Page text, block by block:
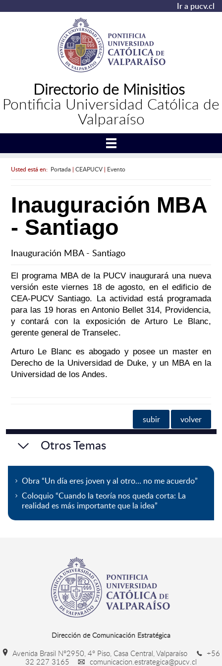
Ir a pucv.cl
Directorio de Minisitios
Pontificia Universidad Católica de
Valparaíso
Usted está en: Portada| CEAPUCV| Evento
Inauguración MBA
- Santiago
Inauguración MBA - Santiago
El programa MBA de la PUCV inaugurará una nueva
versión este viernes 18 de agosto, en el edificio de
CEA-PUCV Santiago. La actividad está programada
para las 19 horas en Antonio Bellet 314, Providencia,
y contará con la exposición de Arturo Le Blanc,
gerente general de Transelec.
Arturo Le Blanc es abogado y posee un master en
Derecho de la Universidad de Duke, y un MBA en la
Universidad de los Andes.
subir volver
Otros Temas
Obra “Un día eres joven y al otro… no me acuerdo”
Coloquio “Cuando la teoría nos queda corta: La
realidad es más importante que la idea”
Dirección de Comunicación Estratégica
Avenida Brasil N°2950, 4° Piso, Casa Central, Valparaíso
+56
32 227 3165
comunicacion.estrategica@pucv.cl